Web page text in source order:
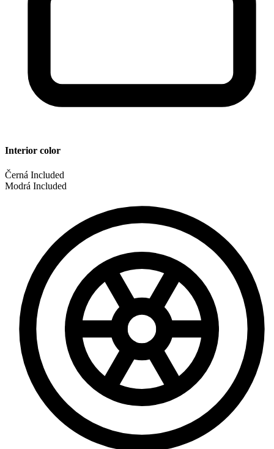
Interior color
Černá Included
Modrá Included